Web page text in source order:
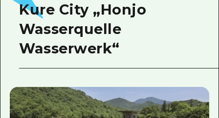
Kure City „Honjo
Wasserquelle
Wasserwerk“